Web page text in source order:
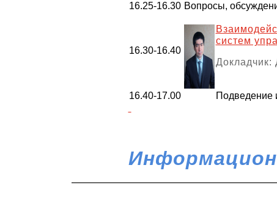
16.25-16.30 Вопросы,
16.30-16.40
систем
16.40-17.00 Подведение